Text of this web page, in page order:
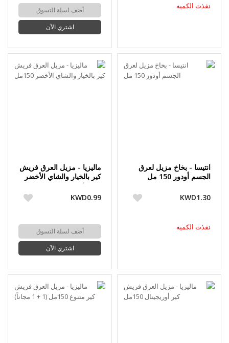
نفذت الكميه أضف لسلة التسوق
اشتري الآن
انتيسا - بخاخ مزيل لعرق
الجسم أودور 150 مل
KWD1.30
نفذت الكميه
ماليزيا - مزيل العرق فريش
كير بالخيار والشاي الأخضر
KWD0.99
أضف لسلة التسوق
اشتري الآن